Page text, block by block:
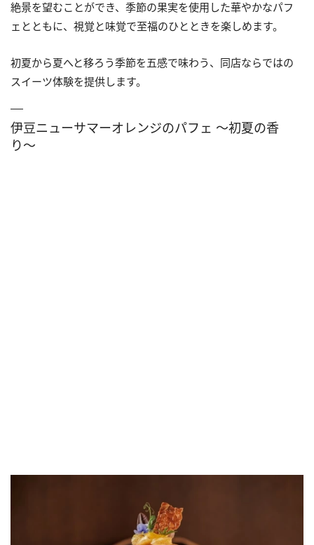
絶景を望むことができ、季節の果実を使用した華やかなパフ
ェとともに、視覚と味覚で至福のひとときを楽しめます。
初夏から夏へと移ろう季節を五感で味わう、同店ならではの
スイーツ体験を提供します。
伊豆ニューサマーオレンジのパフェ 〜初夏の香
り〜